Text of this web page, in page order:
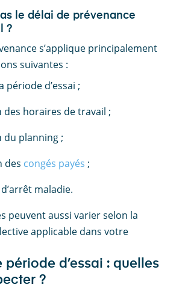
le délai de prévenance
?
s’applique principalement
suivantes :
période d’essai ;
horaires de travail ;
planning ;
des congés payés ;
maladie.
peuvent aussi varier selon la
applicable dans votre
période d’essai : quelles
?